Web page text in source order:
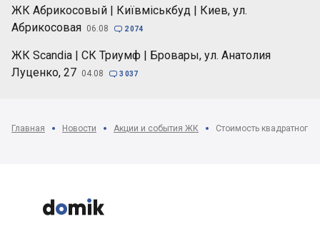
ЖК Абрикосовый | Київміськбуд | Киев, ул.
Абрикосовая 06.08  2 074
ЖК Scandia | СК Триумф | Бровары, ул. Анатолия
Луценко, 27 04.08  3 037
Главная Новости Акции и события ЖК


